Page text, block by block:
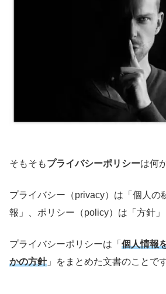
そもそもプライバシーポリシーは何
プライバシー（privacy）は「個人の
報」、ポリシー（policy）は「方針
プライバシーポリシーは「 個人情報
かの方針」をまとめた文書のことです